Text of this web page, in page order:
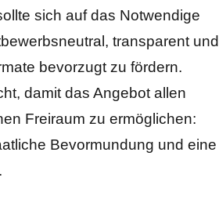
sich auf das Notwendige
transparent und
bevorzugt zu fördern.
damit das Angebot allen
Freiraum zu ermöglichen:
Bevormundung und eine